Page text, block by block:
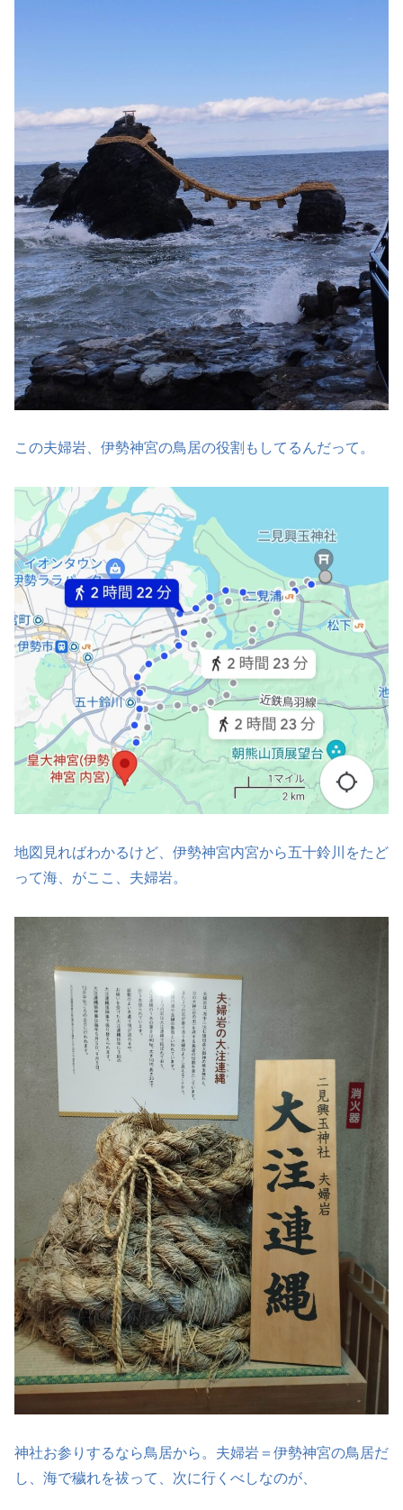
この夫婦岩、伊勢神宮の鳥居の役割もしてるんだって。
地図見ればわかるけど、伊勢神宮内宮から五十鈴川をたど
って海、がここ、夫婦岩。
神社お参りするなら鳥居から。夫婦岩＝伊勢神宮の鳥居だ
し、海で穢れを祓って、次に行くべしなのが、